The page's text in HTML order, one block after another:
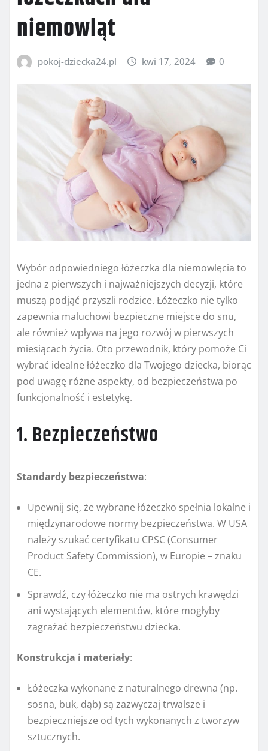
niemowląt
pokoj-dziecka24.pl kwi 17, 2024 0
Wybór odpowiedniego łóżeczka dla niemowlęcia to
jedna z pierwszych i najważniejszych decyzji, które
muszą podjąć przyszli rodzice. Łóżeczko nie tylko
zapewnia maluchowi bezpieczne miejsce do snu,
ale również wpływa na jego rozwój w pierwszych
miesiącach życia. Oto przewodnik, który pomoże Ci
wybrać idealne łóżeczko dla Twojego dziecka, biorąc
pod uwagę różne aspekty, od bezpieczeństwa po
funkcjonalność i estetykę.
1. Bezpieczeństwo
Standardy bezpieczeństwa:
Upewnij się, że wybrane łóżeczko spełnia lokalne i
międzynarodowe normy bezpieczeństwa. W USA
należy szukać certyfikatu CPSC (Consumer
Product Safety Commission), w Europie – znaku
CE.
Sprawdź, czy łóżeczko nie ma ostrych krawędzi
ani wystających elementów, które mogłyby
zagrażać bezpieczeństwu dziecka.
Konstrukcja i materiały:
Łóżeczka wykonane z naturalnego drewna (np.
sosna, buk, dąb) są zazwyczaj trwalsze i
bezpieczniejsze od tych wykonanych z tworzyw
sztucznych.